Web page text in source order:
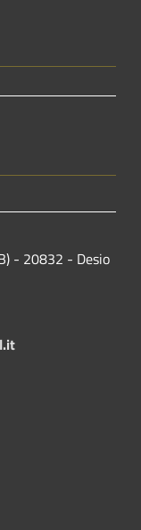
- 20832 - Desio